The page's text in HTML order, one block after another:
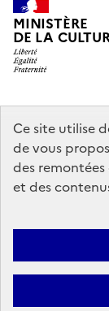
Ce site utilise
de vous
des
et des
MINISTÈRE
DE LA
data.gouv.fr
service-
Mentions légales
d’utilisation des